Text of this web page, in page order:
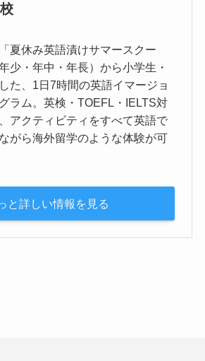
夏休み英語漬けサマースクー
少・年中・年長）から小学生・
た、1日7時間の英語イマージョ
ラム。英検・TOEFL・IELTS対
アクティビティをすべて英語で
がら海外留学のような体験が可
と詳しい情報を見る